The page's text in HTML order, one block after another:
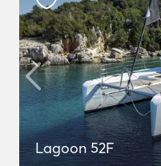
Lagoon 52F